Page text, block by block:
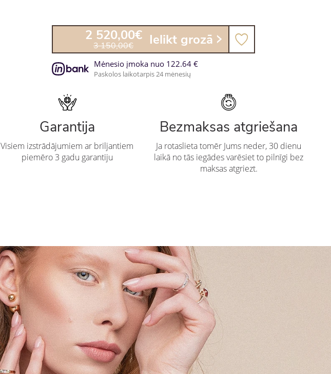
2 520,00€
3 150,00€ Ielikt grozā
Mėnesio įmoka nuo 122.64 €
Paskolos laikotarpis 24 mėnesių
Garantija
Visiem izstrādājumiem ar briljantiem
piemēro 3 gadu garantiju
Bezmaksas atgriešana
Ja rotaslieta tomēr Jums neder, 30 dienu
laikā no tās iegādes varēsiet to pilnīgi bez
maksas atgriezt.